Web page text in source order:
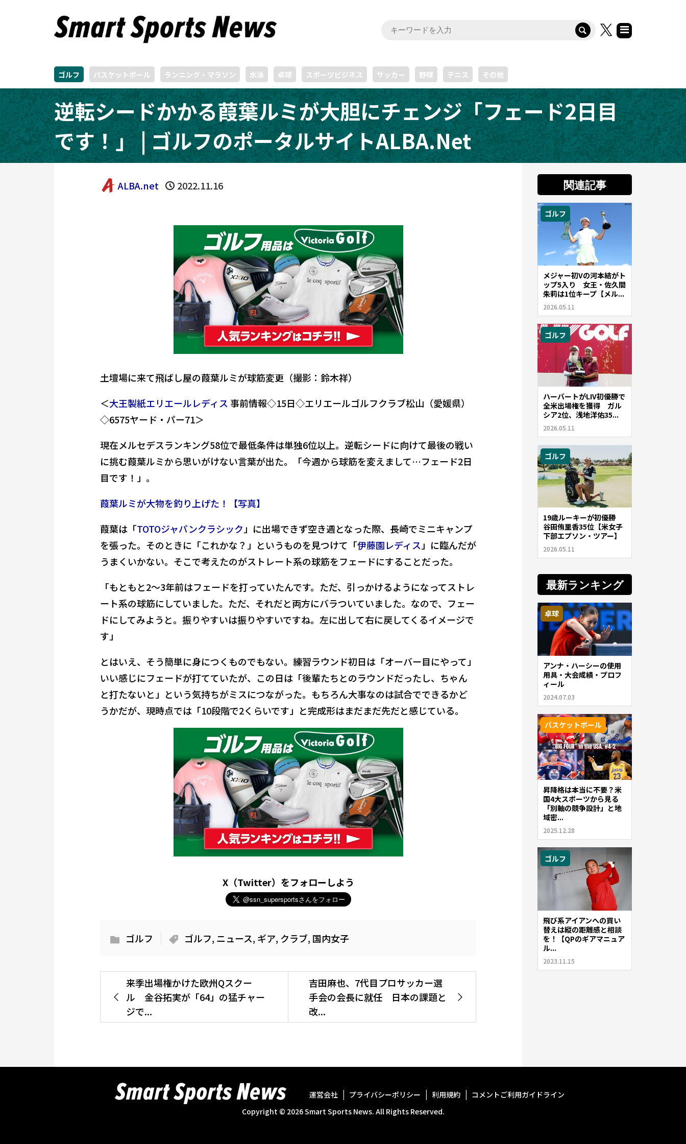
ゴルフ バスケットボール ランニング・マラソン 水泳 卓球 スポーツビジネス サッカー 野球 テニス その他
逆転シードかかる葭葉ルミが大胆にチェンジ「フェード2日目
です！」 | ゴルフのポータルサイトALBA.Net
ALBA.net 2022.11.16
土壇場に来て飛ばし屋の葭葉ルミが球筋変更（撮影：鈴木祥）
＜大王製紙エリエールレディス 事前情報◇15日◇エリエールゴルフクラブ松山（愛媛県）
◇6575ヤード・パー71＞
現在メルセデスランキング58位で最低条件は単独6位以上。逆転シードに向けて最後の戦い
に挑む葭葉ルミから思いがけない言葉が出た。「今週から球筋を変えまして…フェード2日
目です！」。
葭葉ルミが大物を釣り上げた！【写真】
葭葉は「TOTOジャパンクラシック 」に出場できず空き週となった際、長崎でミニキャンプ
を張った。そのときに「これかな？」というものを見つけて「伊藤園レディス 」に臨んだが
うまくいかない。そこで考えたのがストレート系の球筋をフェードにすることだった。
「もともと2〜3年前はフェードを打っていたんです。ただ、引っかけるようになってストレ
ート系の球筋にしていました。ただ、それだと両方にバラついていました。なので、フェー
ドにしてみようと。振りやすいは振りやすいですね。左に出して右に戻してくるイメージで
す」
とはいえ、そう簡単に身につくものでもない。練習ラウンド初日は「オーバー目にやって」
いい感じにフェードが打てていたが、この日は「後輩たちとのラウンドだったし、ちゃん
と打たないと」という気持ちがミスにつながった。もちろん大事なのは試合でできるかど
うかだが、現時点では「10段階で2くらいです」と完成形はまだまだ先だと感じている。
X（Twitter）をフォローしよう
ゴルフ ゴルフ, ニュース, ギア, クラブ, 国内女子
来季出場権かけた欧州Qスクー
ル 金谷拓実が「64」の猛チャー
ジで...
吉田麻也、7代目プロサッカー選
手会の会長に就任 日本の課題と
改...
関連記事
ゴルフ
メジャー初Vの河本結がト
ップ5入り 女王・佐久間
朱莉は1位キープ【メル...
2026.05.11
ゴルフ
ハーバートがLIV初優勝で
全米出場権を獲得 ガル
シア2位、浅地洋佑35...
2026.05.11
ゴルフ
19歳ルーキーが初優勝
谷田侑里香35位【米女子
下部エプソン・ツアー】
2026.05.11
最新ランキング
卓球
アンナ・ハーシーの使用
用具・大会成績・プロフ
ィール
2024.07.03
バスケットボール
昇降格は本当に不要？米
国4大スポーツから見る
「別軸の競争設計」と地
域密...
2025.12.28
ゴルフ
飛び系アイアンへの買い
替えは縦の距離感と相談
を！【QPのギアマニュア
ル...
2023.11.15
運営会社 プライバシーポリシー 利用規約
コメントご利用ガイドライン
Copyright © 2026Smart Sports News. All Rights Reserved.